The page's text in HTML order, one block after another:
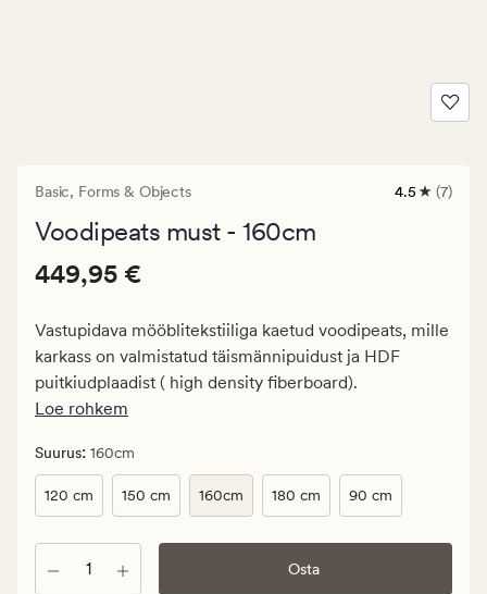
Basic, Forms & Objects
7
4.5 (7)
Voodipeats must - 160cm
Pris_ee
449,95
Vanlig
pris_ee
449,95
€
Pris_ee 449,95 €
449,95 €
Vastupidava mööblitekstiiliga kaetud voodipeats, mille
karkass on valmistatud täismännipuidust ja HDF
puitkiudplaadist ( high density fiberboard).
Loe rohkem
Suurus: 160cm
120 cm 150 cm 160cm 180 cm 90 cm
Kogus Osta